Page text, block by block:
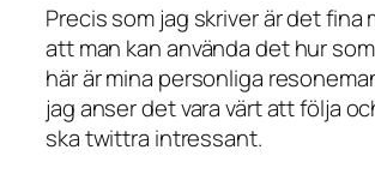
Precis som jag skriver är det fina
att man kan använda det hur
här är mina personliga
jag anser det vara värt att följa
ska twittra intressant.